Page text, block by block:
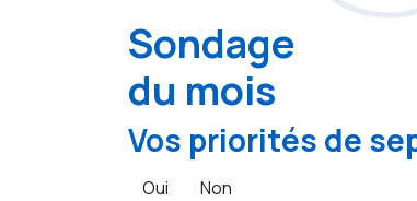
Sondage
du mois
Vos priorités de
Oui Non